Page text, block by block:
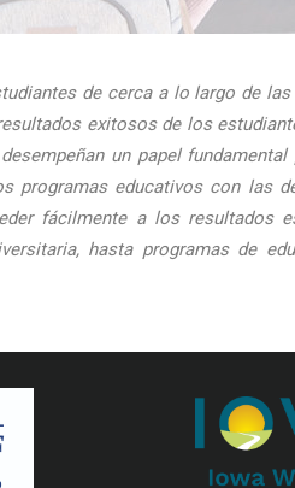
de cerca a lo largo de
exitosos de los
un papel
programas educativos con las
fácilmente a los resultados
hasta programas de